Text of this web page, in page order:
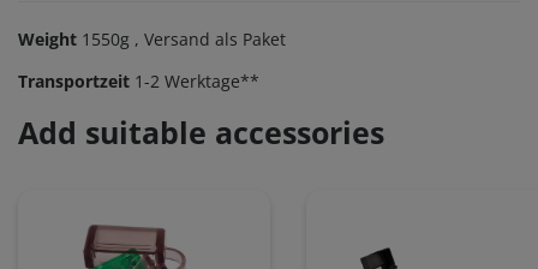
Weight 1550g , Versand als Paket
Transportzeit 1-2 Werktage**
Add suitable accessories